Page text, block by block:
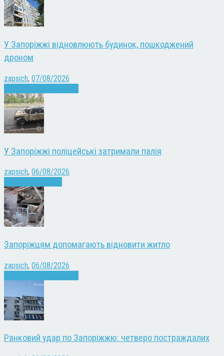
У Запоріжжі відновлюють будинок, пошкоджений
дроном
zapsich, 07/08/2026
У Запоріжжі поліцейські затримали палія
zapsich, 06/08/2026
Запоріжцям допомагають відновити житло
zapsich, 06/08/2026
Ранковий удар по Запоріжжю: четверо постраждалих